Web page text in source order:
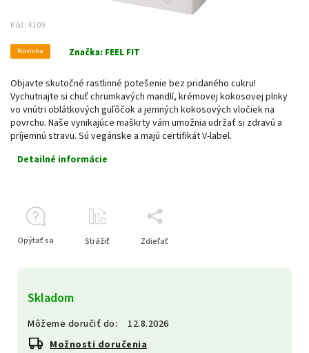
Kód: 4109
Novinka Značka: FEEL FIT
Skladom
Môžeme doručiť do:
12.8.2026
Možnosti doručenia
Objavte skutočné rastlinné potešenie bez pridaného cukru!
Vychutnajte si chuť chrumkavých mandlí, krémovej kokosovej plnky
vo vnútri oblátkových guľôčok a jemných kokosových vločiek na
povrchu. Naše vynikajúce maškrty vám umožnia udržať si zdravú a
príjemnú stravu. Sú vegánske a majú certifikát V-label.
Detailné informácie
Opýtať sa Strážiť Zdieľať